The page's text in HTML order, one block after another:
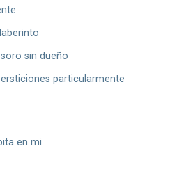
sin dueño
particularmente
en mi